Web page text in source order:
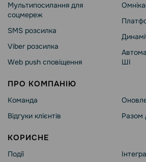
Мультипосилання для
соцмереж
SMS розсилка
Viber розсилка
Web push сповіщення
ШІ
ПРО КОМПАНІЮ
Команда
Відгуки клієнтів
Разом
КОРИСНЕ
Події